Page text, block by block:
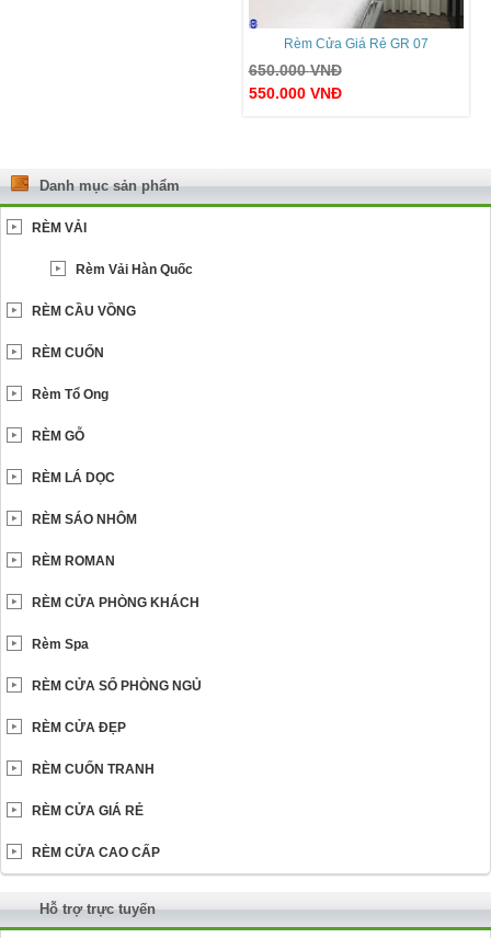
Rèm Cửa Giá Rẻ GR 07
650.000VNĐ
550.000 VNĐ
Danh mục sản phẩm
RÈM VẢI
Rèm Vải Hàn Quốc
RÈM CẦU VỒNG
RÈM CUỐN
Rèm Tổ Ong
RÈM GỖ
RÈM LÁ DỌC
RÈM SÁO NHÔM
RÈM ROMAN
RÈM CỬA PHÒNG KHÁCH
Rèm Spa
RÈM CỬA SỔ PHÒNG NGỦ
RÈM CỬA ĐẸP
RÈM CUỐN TRANH
RÈM CỬA GIÁ RẺ
RÈM CỬA CAO CẤP
Hỗ trợ trực tuyến